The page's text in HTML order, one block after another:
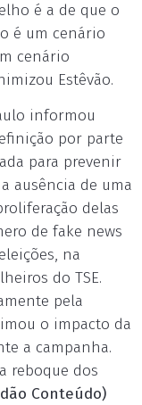
é a de que o
é um cenário
cenário
Estêvão.
informou
por parte
para prevenir
ausência de uma
delas
de fake news
na
do TSE.
pela
o impacto da
a campanha.
reboque dos
Conteúdo)